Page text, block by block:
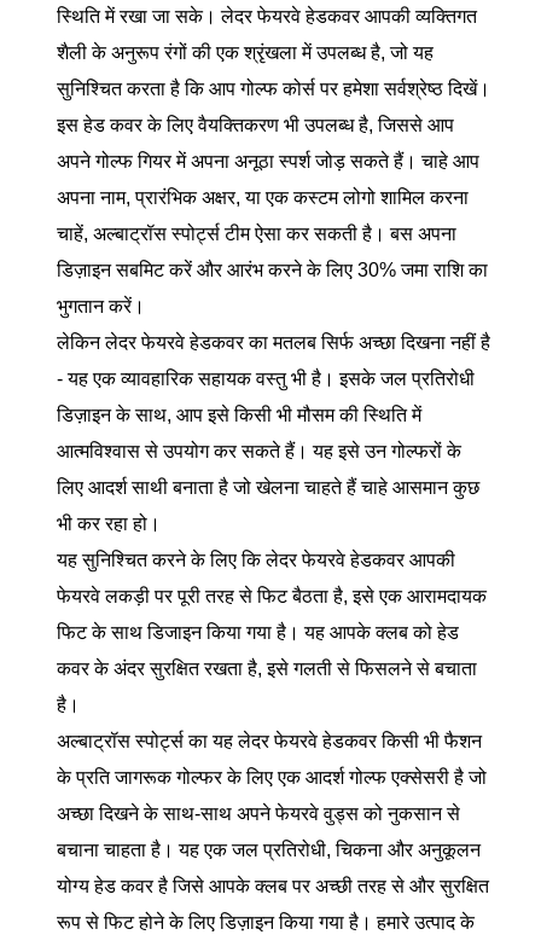
स्थिति में रखा जा सके। लेदर फेयरवे हेडकवर आपकी व्यक्तिगत
शैली के अनुरूप रंगों की एक श्रृंखला में उपलब्ध है, जो यह
सुनिश्चित करता है कि आप गोल्फ कोर्स पर हमेशा सर्वश्रेष्ठ दिखें।
इस हेड कवर के लिए वैयक्तिकरण भी उपलब्ध है, जिससे आप
अपने गोल्फ गियर में अपना अनूठा स्पर्श जोड़ सकते हैं। चाहे आप
अपना नाम, प्रारंभिक अक्षर, या एक कस्टम लोगो शामिल करना
चाहें, अल्बाट्रॉस स्पोर्ट्स टीम ऐसा कर सकती है। बस अपना
डिज़ाइन सबमिट करें और आरंभ करने के लिए 30% जमा राशि का
भुगतान करें।
लेकिन लेदर फेयरवे हेडकवर का मतलब सिर्फ अच्छा दिखना नहीं है
- यह एक व्यावहारिक सहायक वस्तु भी है। इसके जल प्रतिरोधी
डिज़ाइन के साथ, आप इसे किसी भी मौसम की स्थिति में
आत्मविश्वास से उपयोग कर सकते हैं। यह इसे उन गोल्फरों के
लिए आदर्श साथी बनाता है जो खेलना चाहते हैं चाहे आसमान कुछ
भी कर रहा हो।
यह सुनिश्चित करने के लिए कि लेदर फेयरवे हेडकवर आपकी
फेयरवे लकड़ी पर पूरी तरह से फिट बैठता है, इसे एक आरामदायक
फिट के साथ डिजाइन किया गया है। यह आपके क्लब को हेड
कवर के अंदर सुरक्षित रखता है, इसे गलती से फिसलने से बचाता
है।
अल्बाट्रॉस स्पोर्ट्स का यह लेदर फेयरवे हेडकवर किसी भी फैशन
के प्रति जागरूक गोल्फर के लिए एक आदर्श गोल्फ एक्सेसरी है जो
अच्छा दिखने के साथ-साथ अपने फेयरवे वुड्स को नुकसान से
बचाना चाहता है। यह एक जल प्रतिरोधी, चिकना और अनुकूलन
योग्य हेड कवर है जिसे आपके क्लब पर अच्छी तरह से और सुरक्षित
रूप से फिट होने के लिए डिज़ाइन किया गया है। हमारे उत्पाद के